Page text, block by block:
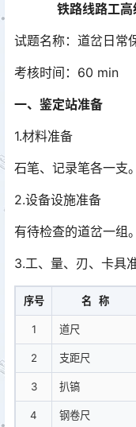
铁路线路工
试题名称：道岔日常
考核时间：60 min
一、鉴定站准备
1.材料准备
石笔、记录笔各一支。
2.设备设施准备
有待检查的道岔一组。
3.工、量、刃、卡具
序号 名 称
1 道尺
2 支距尺
3 扒镐
4 钢卷尺